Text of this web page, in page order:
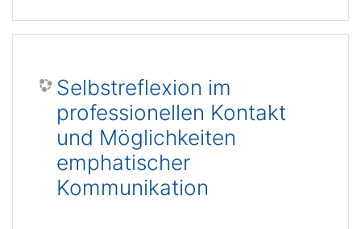
Selbstreflexion im
professionellen Kontakt
und Möglichkeiten
emphatischer
Kommunikation